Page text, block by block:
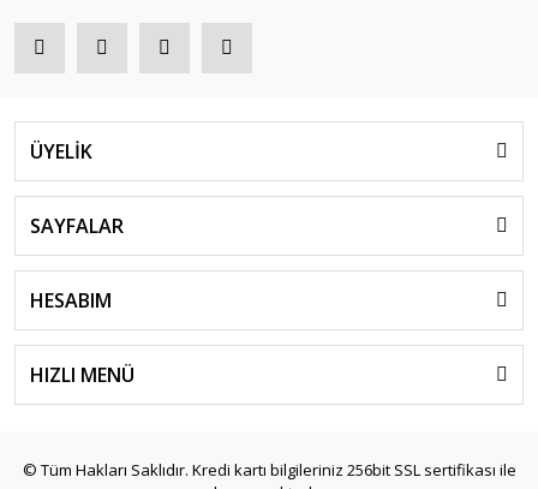
ÜYELİK
SAYFALAR
HESABIM
HIZLI MENÜ
© Tüm Hakları Saklıdır. Kredi kartı bilgileriniz 256bit SSL sertifikası ile